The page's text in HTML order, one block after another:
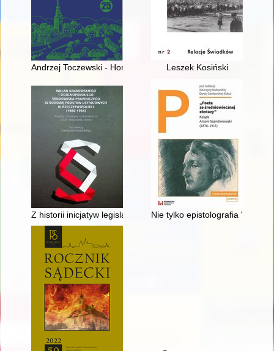
Andrzej Toczewski - Homo creator Leszek Kosiński
Z historii inicjatyw legislatorskich "Solidarności"
Nie tylko epistolografia